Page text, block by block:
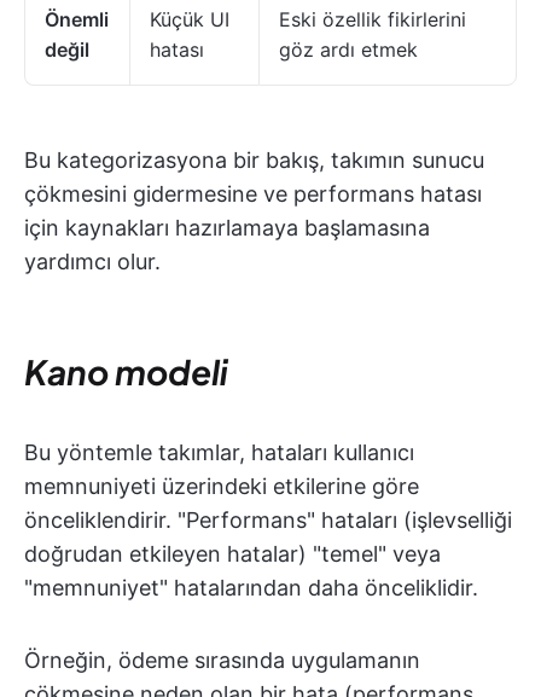
Önemli
değil
Küçük UI
hatası
Eski özellik fikirlerini
göz ardı etmek
Bu kategorizasyona bir bakış, takımın sunucu
çökmesini gidermesine ve performans hatası
için kaynakları hazırlamaya başlamasına
yardımcı olur.
Kano modeli
Bu yöntemle takımlar, hataları kullanıcı
memnuniyeti üzerindeki etkilerine göre
önceliklendirir. "Performans" hataları (işlevselliği
doğrudan etkileyen hatalar) "temel" veya
"memnuniyet" hatalarından daha önceliklidir.
Örneğin, ödeme sırasında uygulamanın